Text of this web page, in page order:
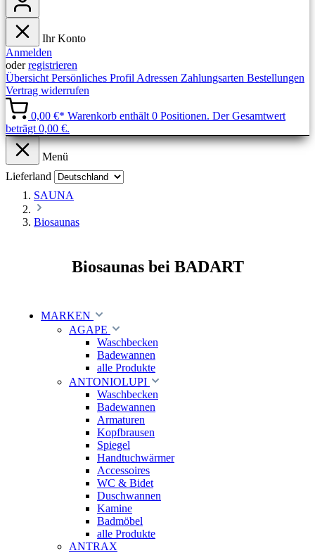
Ihr Konto
Anmelden
oderregistrieren
Übersicht Persönliches Profil Adressen Zahlungsarten Bestellungen
Vertrag widerrufen
0,00 €* Warenkorb enthält 0 Positionen. Der Gesamtwert
beträgt 0,00 €.
Menü
Lieferland
SAUNA
Biosaunas
Biosaunas bei BADART
MARKEN
AGAPE
Waschbecken
Badewannen
alle Produkte
ANTONIOLUPI
Waschbecken
Badewannen
Armaturen
Kopfbrausen
Spiegel
Handtuchwärmer
Accessoires
WC & Bidet
Duschwannen
Kamine
Badmöbel
alle Produkte
ANTRAX